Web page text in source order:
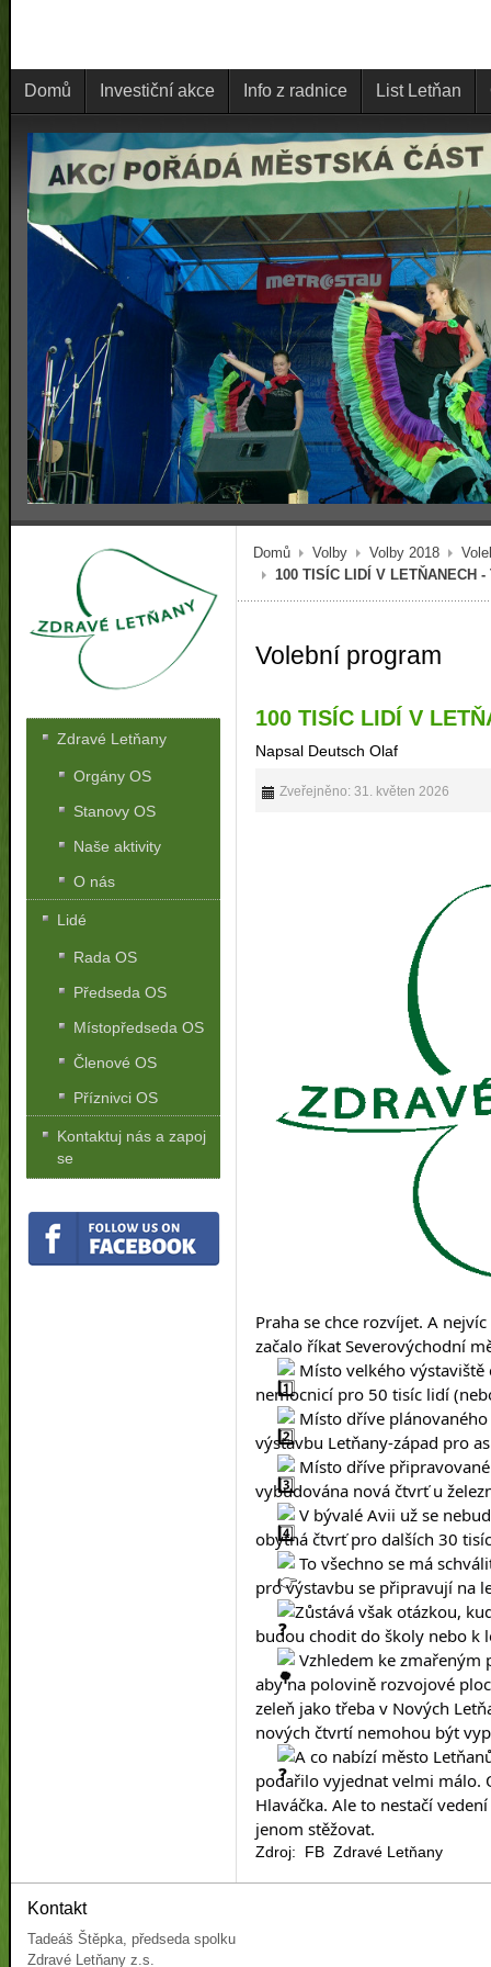
Domů Investiční akce Info z radnice List Letňan
Domů Volby Volby 2018
100 TISÍC LIDÍ V LETŇANECH
Volební program
100 TISÍC LIDÍ V
Napsal Deutsch Olaf
Zveřejněno: 31. květen 2026
Praha se chce rozvíjet. A
začalo říkat Severovýchodní
Místo velkého
nemocnicí pro 50 tisíc lidí
Místo dříve
výstavbu Letňany-západ pro
Místo dříve
vybudována nová čtvrť u
V bývalé Avii už se
obytná čtvrť pro dalších 30
To všechno se má
pro výstavbu se připravují na
Zůstává však otázkou,
budou chodit do školy nebo k
Vzhledem ke
aby na polovině rozvojové
zeleň jako třeba v Nových
nových čtvrtí nemohou být
A co nabízí město
podařilo vyjednat velmi málo.
Hlaváčka. Ale to nestačí
jenom stěžovat.
Zdroj: FB Zdravé Letňany
Zdravé Letňany
Orgány OS
Stanovy OS
Naše aktivity
O nás
Lidé
Rada OS
Předseda OS
Místopředseda OS
Členové OS
Příznivci OS
Kontaktuj nás a zapoj
se
Kontakt
Tadeáš Štěpka, předseda spolku
Zdravé Letňany z.s.